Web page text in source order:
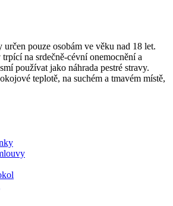
pouze osobám ve věku nad 18 let.
na srdečně-cévní onemocnění a
používat jako náhrada pestré stravy.
teplotě, na suchém a tmavém místě,